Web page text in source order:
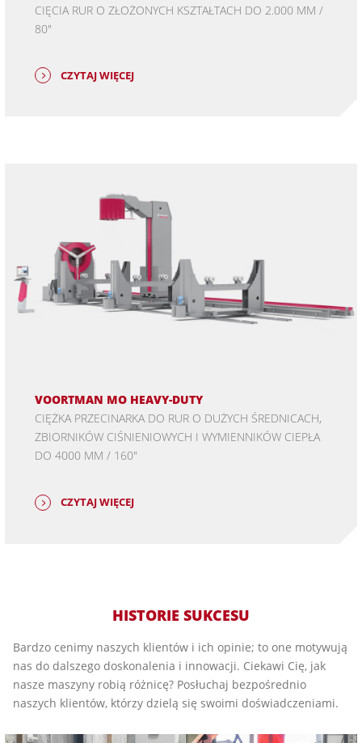
CIĘCIA RUR O ZŁOŻONYCH KSZTAŁTACH DO 2.000 MM /
80"
CZYTAJ WIĘCEJ
VOORTMAN MO HEAVY-DUTY
CIĘŻKA PRZECINARKA DO RUR O DUŻYCH ŚREDNICACH,
ZBIORNIKÓW CIŚNIENIOWYCH I WYMIENNIKÓW CIEPŁA
DO 4000 MM / 160"
CZYTAJ WIĘCEJ
HISTORIE SUKCESU
Bardzo cenimy naszych klientów i ich opinie; to one motywują
nas do dalszego doskonalenia i innowacji. Ciekawi Cię, jak
nasze maszyny robią różnicę? Posłuchaj bezpośrednio
naszych klientów, którzy dzielą się swoimi doświadczeniami.